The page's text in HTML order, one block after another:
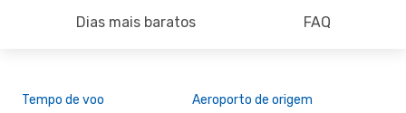
Dias mais baratos FAQ
Tempo de voo Aeroporto de origem